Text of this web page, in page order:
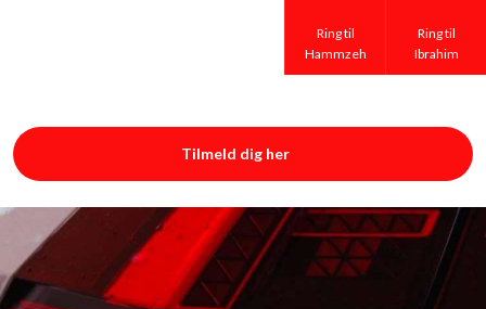
Tilmeld dig her​
Ring til
Hammzeh
Ring til
Ibrahim